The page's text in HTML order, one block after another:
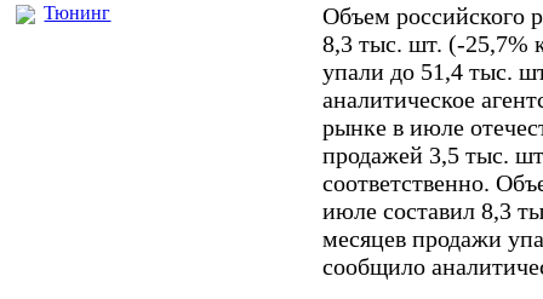
Тюнинг
Объем российского
8,3 тыс. шт. (-25,7%
упали до 51,4 тыс.
аналитическое
рынке в июле
продажей 3,5 тыс.
соответственно.
июле составил 8,3
месяцев продажи
сообщило